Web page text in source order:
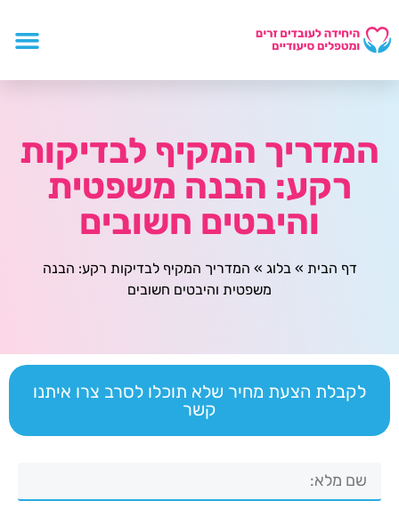
המדריך המקיף לבדיקות
רקע: הבנה משפטית
והיבטים חשובים
דף הבית »בלוג » המדריך המקיף לבדיקות רקע: הבנה
משפטית והיבטים חשובים
לקבלת הצעת מחיר שלא תוכלו לסרב צרו איתנו
קשר